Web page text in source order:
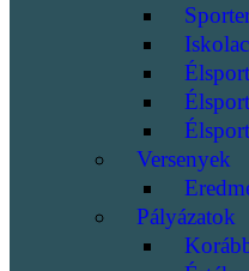
Versenyek
Pályázatok